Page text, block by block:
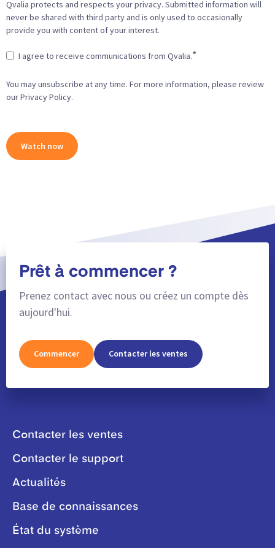
Qvalia protects and respects your privacy. Submitted information will
never be shared with third party and is only used to occasionally
provide you with content of your interest.
I agree to receive communications from Qvalia.*
You may unsubscribe at any time. For more information, please review
our Privacy Policy.
Prêt à commencer ?
Prenez contact avec nous ou créez un compte dès
aujourd'hui.
Commencer Contacter les ventes
Contacter les ventes
Contacter le support
Actualités
Base de connaissances
État du système